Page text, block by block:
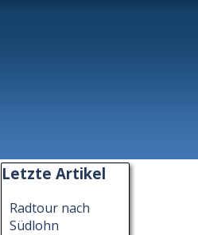
Block überspringen Letzte Artikel
Letzte Artikel
Radtour nach
Südlohn